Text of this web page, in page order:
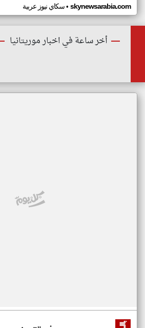
سكاي نيوز عربية• skynewsarabia.com
أخر ساعة في اخبار موريتانيا